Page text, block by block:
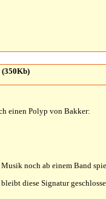
(350Kb)
einen Polyp von Bakker:
noch ab einem Band
diese Signatur